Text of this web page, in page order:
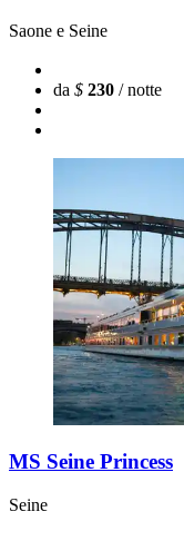
Saone e Seine
da $ 230 / notte
MS Seine Princess
Seine